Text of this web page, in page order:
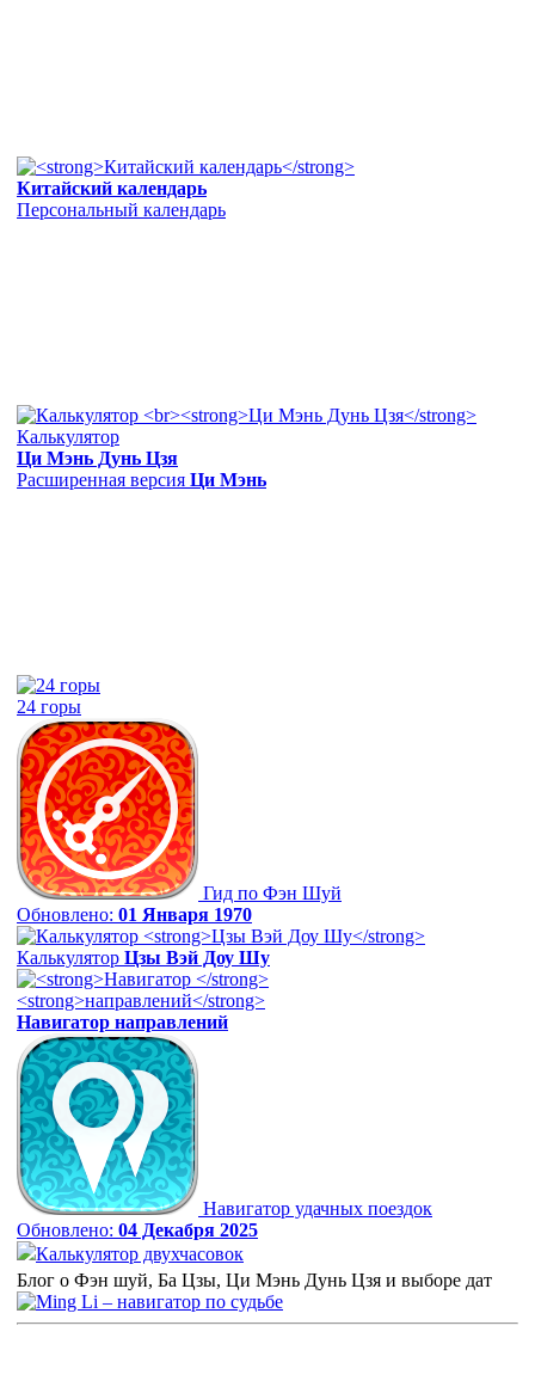
Китайский календарь
Персональный календарь
Калькулятор
Ци Мэнь Дунь Цзя
Расширенная версия Ци Мэнь
24 горы
Гид по Фэн Шуй
Обновлено: 01 Января 1970
Калькулятор Цзы Вэй Доу Шу
Навигатор направлений
Навигатор удачных поездок
Обновлено: 04 Декабря 2025
Калькулятор двухчасовок
Блог о Фэн шуй, Ба Цзы, Ци Мэнь Дунь Цзя и выборе дат